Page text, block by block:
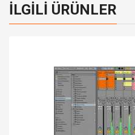
İLGILI ÜRÜNLER